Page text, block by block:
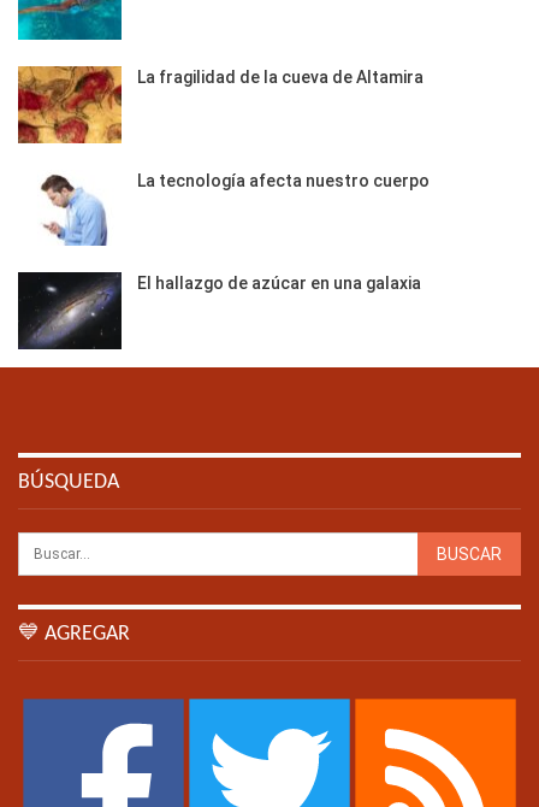
La fragilidad de la cueva de Altamira
La tecnología afecta nuestro cuerpo
El hallazgo de azúcar en una galaxia
BÚSQUEDA
💙 AGREGAR